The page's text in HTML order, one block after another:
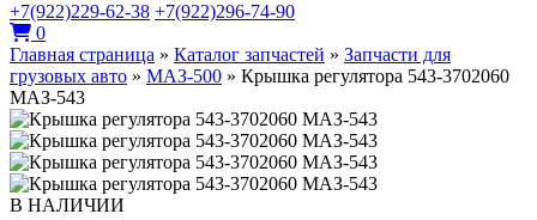
+7(922)229-62-38 +7(922)296-74-90
0
Главная страница » Каталог запчастей » Запчасти для
грузовых авто » МАЗ-500 » Крышка регулятора 543-3702060
МАЗ-543
В НАЛИЧИИ